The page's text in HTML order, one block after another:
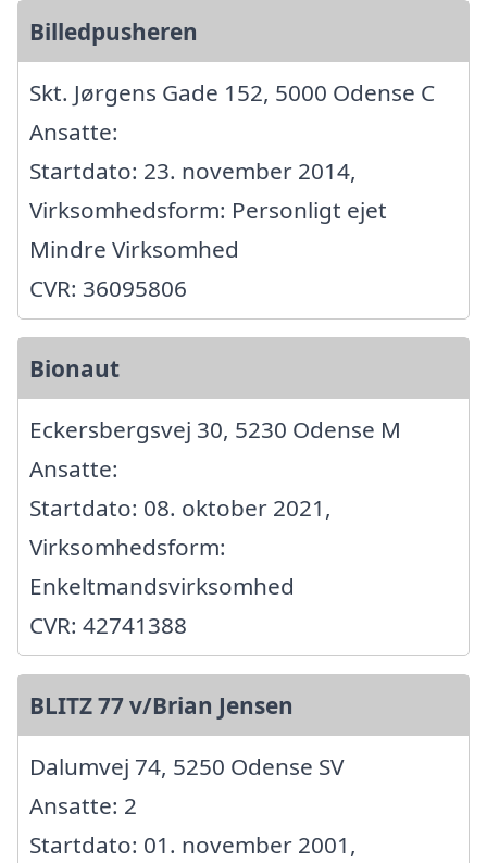
Billedpusheren
Skt. Jørgens Gade 152, 5000 Odense C
Ansatte:
Startdato: 23. november 2014,
Virksomhedsform: Personligt ejet
Mindre Virksomhed
CVR: 36095806
Bionaut
Eckersbergsvej 30, 5230 Odense M
Ansatte:
Startdato: 08. oktober 2021,
Virksomhedsform:
Enkeltmandsvirksomhed
CVR: 42741388
BLITZ 77 v/Brian Jensen
Dalumvej 74, 5250 Odense SV
Ansatte: 2
Startdato: 01. november 2001,